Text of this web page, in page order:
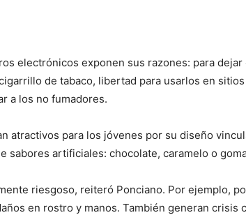
electrónicos exponen sus razones: para dejar
de tabaco, libertad para usarlos en
a los no fumadores.
atractivos para los jóvenes por su diseño
sabores artificiales: chocolate, caramelo o
riesgoso, reiteró Ponciano. Por ejemplo,
en rostro y manos. También generan crisis